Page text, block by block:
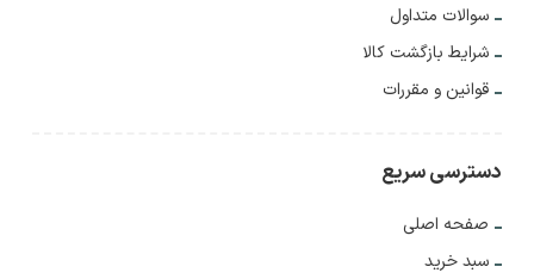
سوالات متداول
شرایط بازگشت کالا
قوانین و مقررات
دسترسی سریع
صفحه اصلی
سبد خرید